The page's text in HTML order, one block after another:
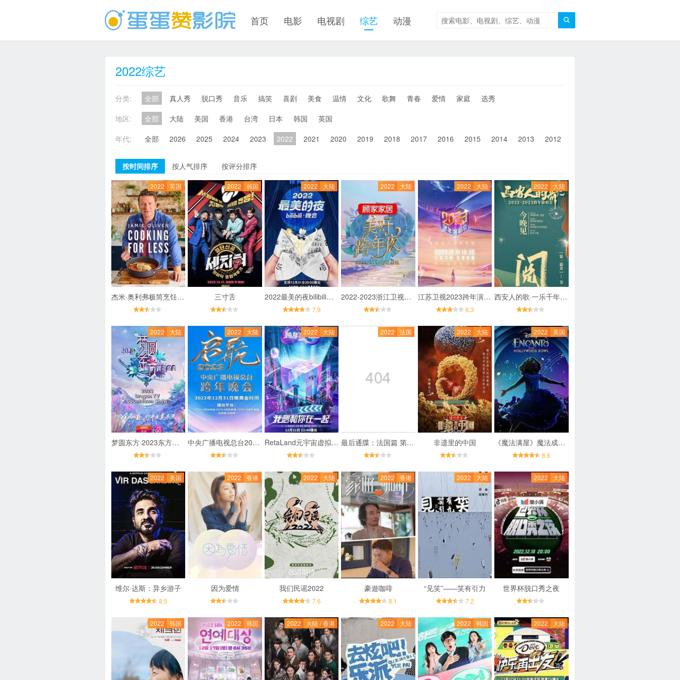

首页 电影 电视剧 综艺 动漫
2022综艺
分类: 全部 真人秀 脱口秀 音乐 搞笑 喜剧 美食 温情 文化 歌舞 青春 爱情 家庭
选秀
地区:
全部 大陆 美国 香港 台湾 日本 韩国
英国
年代:
全部 2026 2025 2024 2023 2022 2021 2020 2019 2018 2017 2016 2015 2014 2013 2012
按时间排序 按人气排序 按评分排序
2022 英国
杰米·奥利弗极简烹饪 第一季
2022 韩国
三寸舌
2022 大陆
2022最美的夜bilibili晚会
7.9
2022 大陆
2022-2023浙江卫视美好跨年夜
2022 大陆
江苏卫视2023跨年演唱会
6.3
2022 大陆
西安人的歌·一乐千年·2022-2023跨年演唱会
2022 大陆
梦圆东方·2023东方卫视跨年盛典
2022 大陆
中央广播电视总台2023跨年盛典
2022 大陆
RetaLand元宇宙虚拟跨年演唱会
2022 法国
最后通牒：法国篇 第一季
2022 大陆
非遗里的中国
2022 美国
《魔法满屋》魔法成真演唱会
8.6
2022 美国
维尔·达斯：异乡游子
8.5
2022 香港
因为爱情
2022 大陆
我们民谣2022
7.6
2022 香港
豪遊咖啡
8.1
2022 大陆
“见笑”——笑有引力
7.2
2022 大陆
世界杯脱口秀之夜
2022 韩国 2022 韩国 2022 大陆 / 香港 2022 大陆 2022 韩国 2022 大陆